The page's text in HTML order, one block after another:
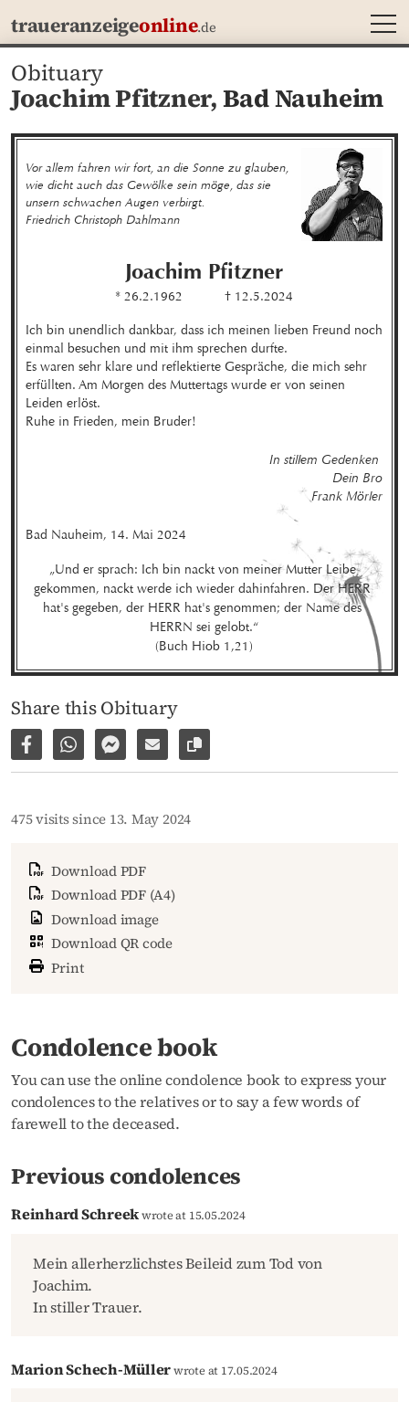
traueranzeigeonline.de
Obituary
Joachim Pfitzner,Bad Nauheim
Vor allem fahren wir fort, an die Sonne zu glauben,
wie dicht auch das Gewölke sein möge, das sie
unsern schwachen Augen verbirgt.
Friedrich Christoph Dahlmann
Joachim Pfitzner
* 26.2.1962
† 12.5.2024
Ich bin unendlich dankbar, dass ich meinen lieben Freund noch
einmal besuchen und mit ihm sprechen durfte.
Es waren sehr klare und reflektierte Gespräche, die mich sehr
erfüllten. Am Morgen des Muttertags wurde er von seinen
Leiden erlöst.
Ruhe in Frieden, mein Bruder!
In stillem Gedenken
Dein Bro
Frank Mörler
Bad Nauheim, 14. Mai 2024
„Und er sprach: Ich bin nackt von meiner Mutter Leibe
gekommen, nackt werde ich wieder dahinfahren. Der HERR
hat's gegeben, der HERR hat's genommen; der Name des
HERRN sei gelobt.“
(Buch Hiob 1,21)
Share this Obituary
Share on Facebook
Share via WhatsApp
Share via Facebook Messenger
Share via E-Mail
Copy link to page
475 visits since 13. May 2024
Download PDF
Download PDF (A4)
Download image
Download QR code
Print
Condolence book
You can use the online condolence book to express your
condolences to the relatives or to say a few words of
farewell to the deceased.
Previous condolences
Reinhard Schreekwrote at 15.05.2024
Mein allerherzlichstes Beileid zum Tod von
Joachim.
In stiller Trauer.
Marion Schech-Müllerwrote at 17.05.2024